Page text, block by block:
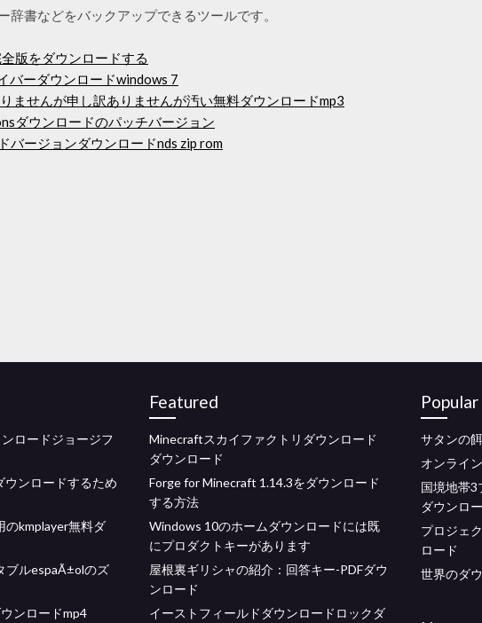
辞書などをバックアップできるツールです。
版をダウンロードする
バーダウンロードwindows 7
ませんが申し訳ありませんが汚い無料ダウンロードmp3
ダウンロードのパッチバージョン
バージョンダウンロードnds zip rom
ロードジョージフ
ウンロードするため
のkmplayer無料ダ
ブルespaÃ±olのズ
ンロードmp4
Featured
Minecraftスカイファクトリダウンロード
ダウンロード
Forge for Minecraft 1.14.3をダウンロード
する方法
Windows 10のホームダウンロードには既
にプロダクトキーがあります
屋根裏ギリシャの紹介：回答キー-PDFダウ
ンロード
イーストフィールドダウンロードロックダ
サタンの
オンライ
国境地帯3
ダウンロ
プロジェ
ロード
世界のダ